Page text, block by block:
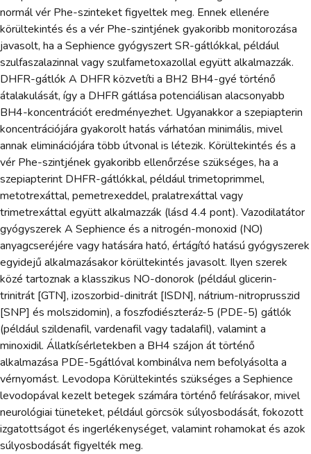
normál vér Phe-szinteket figyeltek meg. Ennek ellenére
körültekintés és a vér Phe-szintjének gyakoribb monitorozása
javasolt, ha a Sephience gyógyszert SR-gátlókkal, például
szulfaszalazinnal vagy szulfametoxazollal együtt alkalmazzák.
DHFR-gátlók A DHFR közvetíti a BH2 BH4-gyé történő
átalakulását, így a DHFR gátlása potenciálisan alacsonyabb
BH4-koncentrációt eredményezhet. Ugyanakkor a szepiapterin
koncentrációjára gyakorolt hatás várhatóan minimális, mivel
annak eliminációjára több útvonal is létezik. Körültekintés és a
vér Phe-szintjének gyakoribb ellenőrzése szükséges, ha a
szepiapterint DHFR-gátlókkal, például trimetoprimmel,
metotrexáttal, pemetrexeddel, pralatrexáttal vagy
trimetrexáttal együtt alkalmazzák (lásd 4.4 pont). Vazodilatátor
gyógyszerek A Sephience és a nitrogén-monoxid (NO)
anyagcseréjére vagy hatására ható, értágító hatású gyógyszerek
egyidejű alkalmazásakor körültekintés javasolt. Ilyen szerek
közé tartoznak a klasszikus NO-donorok (például glicerin-
trinitrát [GTN], izoszorbid-dinitrát [ISDN], nátrium-nitroprusszid
[SNP] és molszidomin), a foszfodiészteráz-5 (PDE-5) gátlók
(például szildenafil, vardenafil vagy tadalafil), valamint a
minoxidil. Állatkísérletekben a BH4 szájon át történő
alkalmazása PDE-5gátlóval kombinálva nem befolyásolta a
vérnyomást. Levodopa Körültekintés szükséges a Sephience
levodopával kezelt betegek számára történő felírásakor, mivel
neurológiai tüneteket, például görcsök súlyosbodását, fokozott
izgatottságot és ingerlékenységet, valamint rohamokat és azok
súlyosbodását figyelték meg.